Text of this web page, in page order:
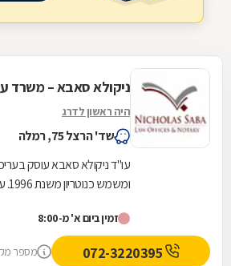
ניקולא סאבא – משרד
היה ראשון לדרג
שד' הרצל 75, רמלה
במשך 4...
זמין ביום א' מ-8:00
מספר